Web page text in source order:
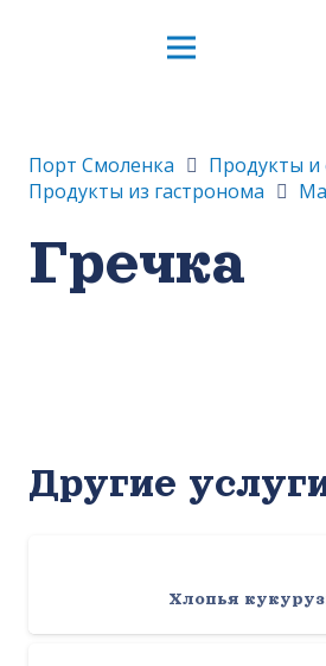
Порт Смоленка
Продукты и
Продукты из гастронома
Гречка
Другие
Хлопья